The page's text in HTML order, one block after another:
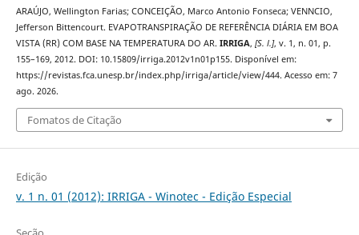
ARAÚJO, Wellington Farias; CONCEIÇÃO, Marco Antonio Fonseca; VENNCIO,
Jefferson Bittencourt. EVAPOTRANSPIRAÇÃO DE REFERÊNCIA DIÁRIA EM BOA
VISTA (RR) COM BASE NA TEMPERATURA DO AR. IRRIGA, [S. l.], v. 1, n. 01, p.
155–169, 2012. DOI: 10.15809/irriga.2012v1n01p155. Disponível em:
https://revistas.fca.unesp.br/index.php/irriga/article/view/444. Acesso em: 7
ago. 2026.
Fomatos de Citação
Edição
v. 1 n. 01 (2012): IRRIGA - Winotec - Edição Especial